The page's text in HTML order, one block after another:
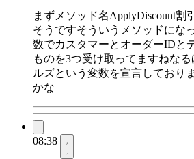
まずメソッド名ApplyDiscount割
そうですそういうメソッドにな
数でカスタマーとオーダーIDと
ものを3つ受け取ってますねな
ルズという変数を宣言しており
かな
08:38